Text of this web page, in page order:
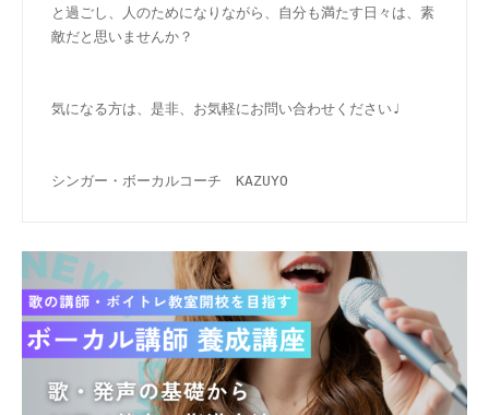
と過ごし、人のためになりながら、自分も満たす日々は、素
敵だと思いませんか？
気になる方は、是非、お気軽にお問い合わせください♩
シンガー・ボーカルコーチ　KAZUYO